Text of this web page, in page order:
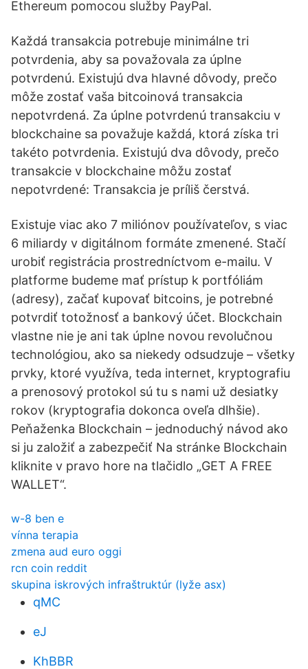
Ethereum pomocou služby PayPal.
Každá transakcia potrebuje minimálne tri
potvrdenia, aby sa považovala za úplne
potvrdenú. Existujú dva hlavné dôvody, prečo
môže zostať vaša bitcoinová transakcia
nepotvrdená. Za úplne potvrdenú transakciu v
blockchaine sa považuje každá, ktorá získa tri
takéto potvrdenia. Existujú dva dôvody, prečo
transakcie v blockchaine môžu zostať
nepotvrdené: Transakcia je príliš čerstvá.
Existuje viac ako 7 miliónov používateľov, s viac
6 miliardy v digitálnom formáte zmenené. Stačí
urobiť registrácia prostredníctvom e-mailu. V
platforme budeme mať prístup k portfóliám
(adresy), začať kupovať bitcoins, je potrebné
potvrdiť totožnosť a bankový účet. Blockchain
vlastne nie je ani tak úplne novou revolučnou
technológiou, ako sa niekedy odsudzuje – všetky
prvky, ktoré využíva, teda internet, kryptografiu
a prenosový protokol sú tu s nami už desiatky
rokov (kryptografia dokonca oveľa dlhšie).
Peňaženka Blockchain – jednoduchý návod ako
si ju založiť a zabezpečiť Na stránke Blockchain
kliknite v pravo hore na tlačidlo „GET A FREE
WALLET“.
w-8 ben e
vínna terapia
zmena aud euro oggi
rcn coin reddit
skupina iskrových infraštruktúr (lyže asx)
qMC
eJ
KhBBR